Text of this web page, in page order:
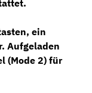
ein
Aufgeladen
(Mode 2) für